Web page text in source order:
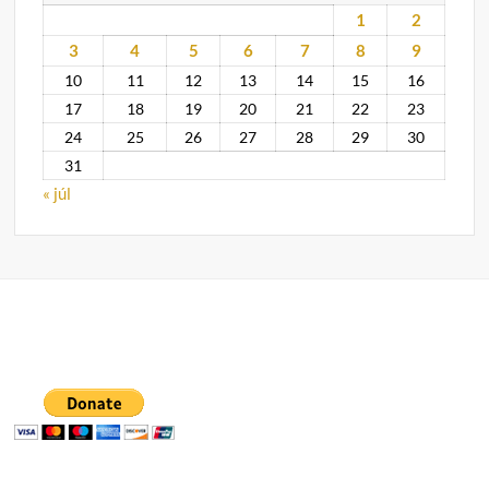
1
2
3
4 5 6 7 8 9
10 11 12 13 14 15
16
17
18 19 20 21 22
23
24
25 26 27 28 29
30
31
« júl